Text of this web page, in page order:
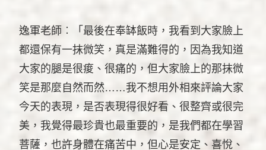
逸軍老師︰「最後在奉缽飯時，我看到大家臉上
都還保有一抹微笑，真是滿難得的，因為我知道
大家的腿是很痠、很痛的，但大家臉上的那抹微
笑是那麼自然而然……我不想用外相來評論大家
今天的表現，是否表現得很好看、很整齊或很完
美，我覺得最珍貴也最重要的，是我們都在學習
菩薩，也許身體在痛苦中，但心是安定、喜悅、